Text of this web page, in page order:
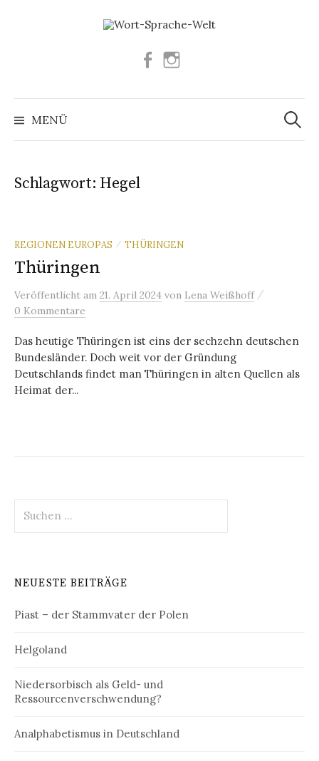
Facebook
MENÜ
Suchen
nach:
Schlagwort: Hegel
REGIONEN EUROPAS / THÜRINGEN
Thüringen
Veröffentlicht am 21. April 2024 von Lena Weißhoff /
0 Kommentare
Das heutige Thüringen ist eins der sechzehn deutschen
Bundesländer. Doch weit vor der Gründung
Deutschlands findet man Thüringen in alten Quellen als
Heimat der...
nach:
NEUESTE BEITRÄGE
Piast – der Stammvater der Polen
Helgoland
Niedersorbisch als Geld- und
Ressourcenverschwendung?
Analphabetismus in Deutschland